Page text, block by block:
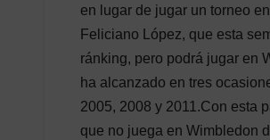
en lugar de jugar un torneo
Feliciano López, que esta
ránking, pero podrá jugar en
ha alcanzado en tres
2005, 2008 y 2011.Con esta
que no juega en Wimbledon